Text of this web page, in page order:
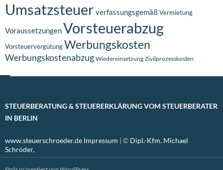
Umsatzsteuer verfassungsgemäßVermietung
VoraussetzungenVorsteuerabzug
VorsteuervergütungWerbungskosten
Werbungskostenabzug Wiedereinsetzung Zivilprozesskosten
STEUERBERATUNG & STEUERERKLÄRUNG VOM STEUERBERATER
IN BERLIN
www.steuerschroeder.de Impressum | © Dipl.-Kfm. Michael
Schröder,